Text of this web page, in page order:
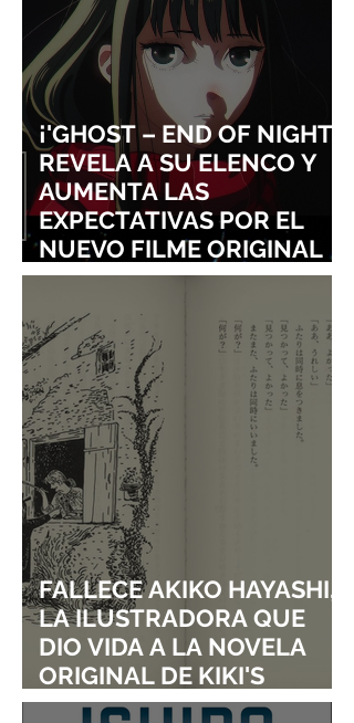
¡'GHOST – END OF NIGHT'
REVELA A SU ELENCO Y
AUMENTA LAS
EXPECTATIVAS POR EL
NUEVO FILME ORIGINAL
DE SHINGO NATSUME!
FALLECE AKIKO HAYASHI,
LA ILUSTRADORA QUE
DIO VIDA A LA NOVELA
ORIGINAL DE KIKI'S
DELIVERY SERVICE